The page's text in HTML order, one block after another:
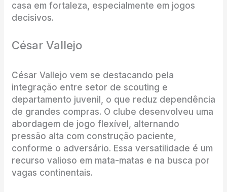
casa em fortaleza, especialmente em jogos
decisivos.
César Vallejo
César Vallejo vem se destacando pela
integração entre setor de scouting e
departamento juvenil, o que reduz dependência
de grandes compras. O clube desenvolveu uma
abordagem de jogo flexível, alternando
pressão alta com construção paciente,
conforme o adversário. Essa versatilidade é um
recurso valioso em mata-matas e na busca por
vagas continentais.